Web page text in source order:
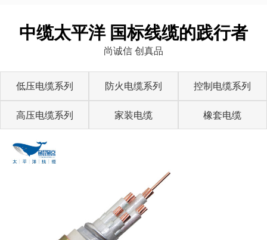
中缆太平洋 国标线缆的践行者
尚诚信 创真品
低压电缆系列 防火电缆系列 控制电缆系列
高压电缆系列 家装电缆 橡套电缆